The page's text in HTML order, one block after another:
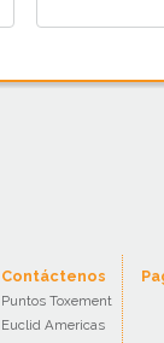
Contáctenos
Puntos Toxement
Euclid Americas